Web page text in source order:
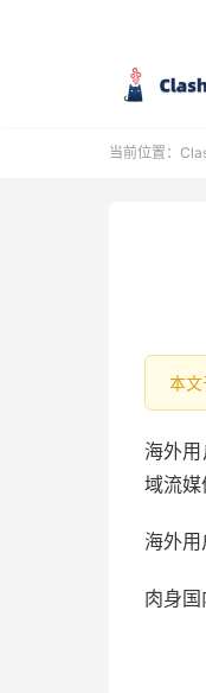
当前位置：
本
海外
域流媒
海外
肉身国